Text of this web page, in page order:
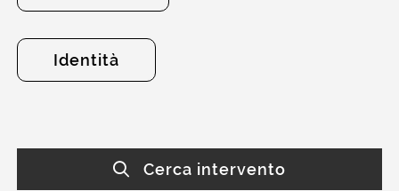
Identità
Cerca intervento